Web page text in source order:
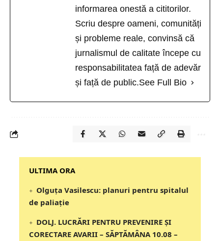
informarea onestă a cititorilor.
Scriu despre oameni, comunități
și probleme reale, convinsă că
jurnalismul de calitate începe cu
responsabilitatea față de adevăr
și față de public.See Full Bio
‎‎‎‎‎‎‎ULTIMA ORA
Olguța Vasilescu: planuri pentru spitalul
de paliație
DOLJ. LUCRĂRI PENTRU PREVENIRE ȘI
CORECTARE AVARII – SĂPTĂMÂNA 10.08 –